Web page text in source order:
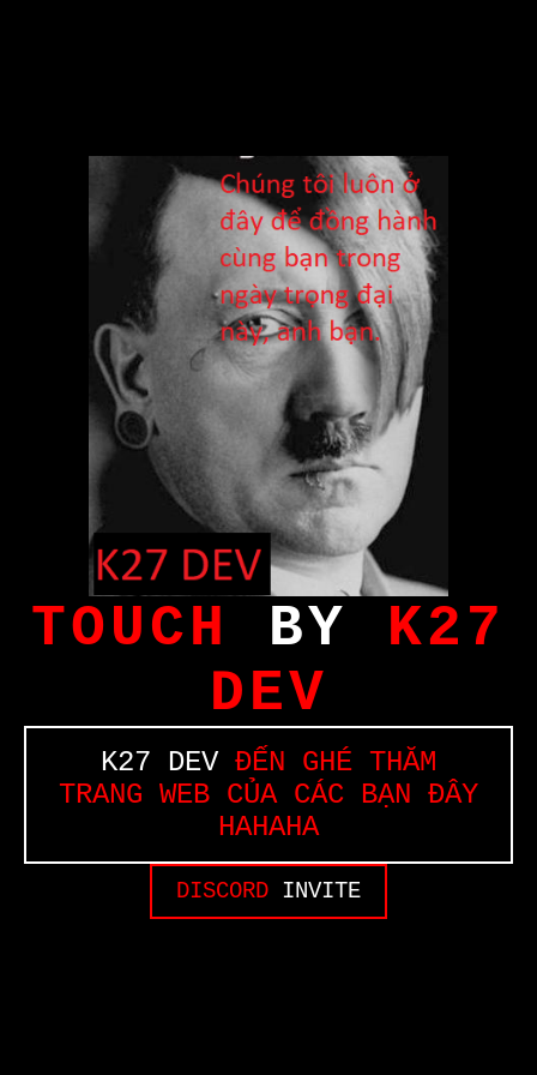
TOUCH BY K27
DEV
K27 DEVĐẾN GHÉ THĂM
TRANG WEB CỦA CÁC BẠN ĐÂY
HAHAHA
DISCORD INVITE